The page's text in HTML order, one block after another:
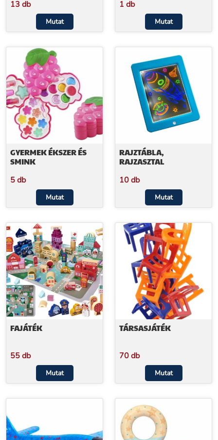
13 db
Mutat
1 db
Mutat
GYERMEK ÉKSZER ÉS
SMINK
5 db
Mutat
RAJZTÁBLA,
RAJZASZTAL
10 db
Mutat
FAJÁTÉK
55 db
Mutat
TÁRSASJÁTÉK
70 db
Mutat